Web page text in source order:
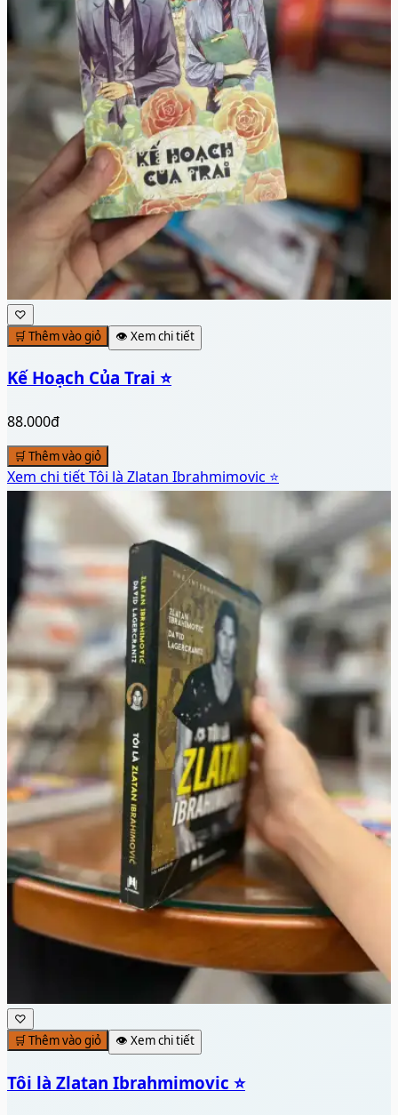
♡
🛒 Thêm vào giỏ
👁️ Xem chi tiết
Kế Hoạch Của Trai ⭐
88.000đ
🛒 Thêm vào giỏ
Xem chi tiếtTôi là Zlatan Ibrahmimovic ⭐
♡
🛒 Thêm vào giỏ
👁️ Xem chi tiết
Tôi là Zlatan Ibrahmimovic ⭐